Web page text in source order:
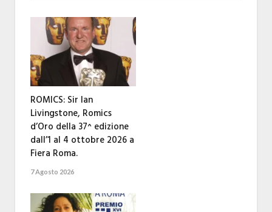
ROMICS: Sir Ian
Livingstone, Romics
d’Oro della 37^ edizione
dall’1 al 4 ottobre 2026 a
Fiera Roma.
7 Agosto 2026